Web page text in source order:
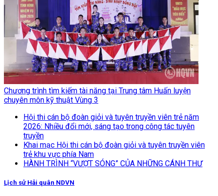
Chương trình tìm kiếm tài năng tại Trung tâm Huấn luyện
chuyên môn kỹ thuật Vùng 3
Hội thi cán bộ đoàn giỏi và tuyên truyền viên trẻ năm
2026: Nhiều đổi mới, sáng tạo trong công tác tuyên
truyền
Khai mạc Hội thi cán bộ đoàn giỏi và tuyên truyền viên
trẻ khu vực phía Nam
HÀNH TRÌNH “VƯỢT SÓNG” CỦA NHỮNG CÁNH THƯ
Lịch sử Hải quân NDVN